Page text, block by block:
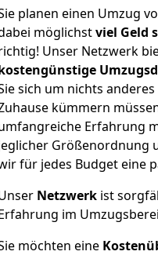
planen einen Umzug
möglichstviel Geld
Unser Netzwerk
sich um nichts
kümmern
Erfahrung
Größenordnung
für jedes Budget eine
Netzwerk ist
im
möchten eine